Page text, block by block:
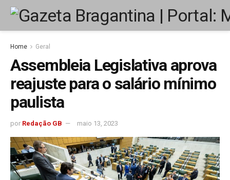
Home Geral
Assembleia Legislativa aprova
reajuste para o salário mínimo
paulista
por Redação GB maio 13, 2023